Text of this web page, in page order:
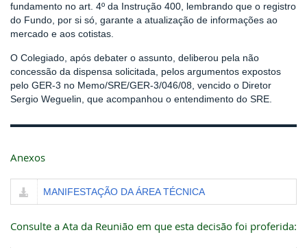
fundamento no art. 4º da Instrução 400, lembrando que o registro
do Fundo, por si só, garante a atualização de informações ao
mercado e aos cotistas.
O Colegiado, após debater o assunto, deliberou pela não
concessão da dispensa solicitada, pelos argumentos expostos
pelo GER-3 no Memo/SRE/GER-3/046/08, vencido o Diretor
Sergio Weguelin, que acompanhou o entendimento do SRE.
Anexos
MANIFESTAÇÃO DA ÁREA TÉCNICA
Consulte a Ata da Reunião em que esta decisão foi proferida: